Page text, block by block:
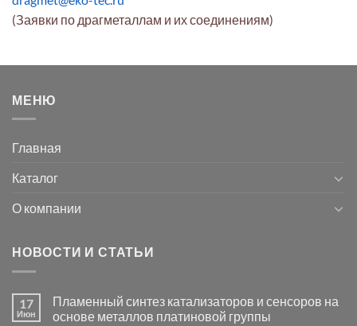
(Заявки по драгметаллам и их соединениям)
МЕНЮ
Главная
Каталог
О компании
НОВОСТИ И СТАТЬИ
17
Июн
Пламенный синтез катализаторов и сенсоров на
основе металлов платиновой группы